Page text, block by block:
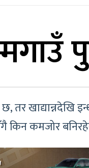
खाद्यान्नदेखि
कमजोर